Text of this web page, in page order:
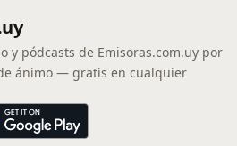
y pódcasts de Emisoras.com.uy por
ánimo — gratis en cualquier